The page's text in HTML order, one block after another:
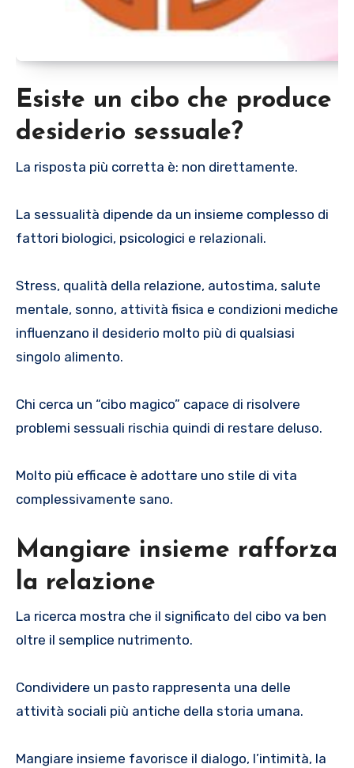
Esiste un cibo che produce
desiderio sessuale?
La risposta più corretta è: non direttamente.
La sessualità dipende da un insieme complesso di
fattori biologici, psicologici e relazionali.
Stress, qualità della relazione, autostima, salute
mentale, sonno, attività fisica e condizioni mediche
influenzano il desiderio molto più di qualsiasi
singolo alimento.
Chi cerca un “cibo magico” capace di risolvere
problemi sessuali rischia quindi di restare deluso.
Molto più efficace è adottare uno stile di vita
complessivamente sano.
Mangiare insieme rafforza
la relazione
La ricerca mostra che il significato del cibo va ben
oltre il semplice nutrimento.
Condividere un pasto rappresenta una delle
attività sociali più antiche della storia umana.
Mangiare insieme favorisce il dialogo, l’intimità, la